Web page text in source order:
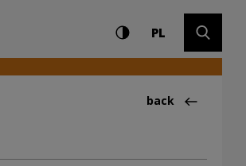
and search
High contrast
PLCHANGE
Back
back